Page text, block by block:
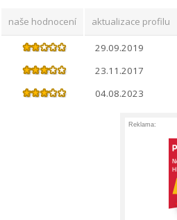
naše hodnocení aktualizace profilu
29.09.2019
23.11.2017
04.08.2023
Reklama: